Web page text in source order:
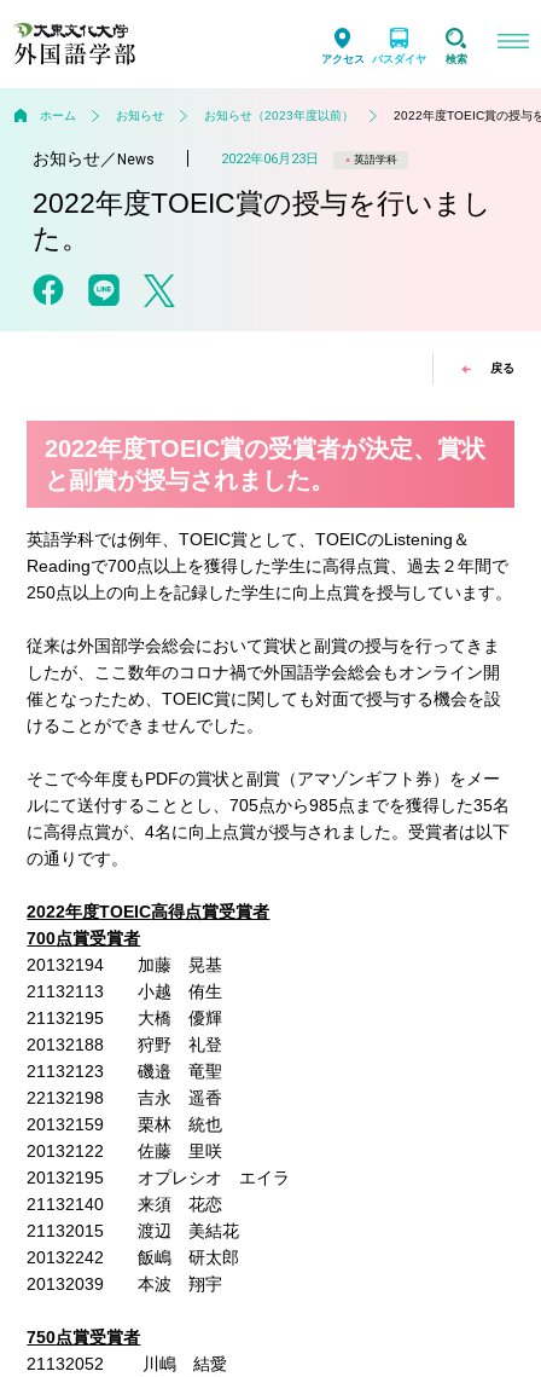
アクセス バスダイヤ 検索
ホーム お知らせ お知らせ（2023年度以前） 2022年度TOEIC賞の授与
お知らせ／ News 2022年06月23日 英語学科
2022年度TOEIC賞の授与を行いまし
た。
戻る
2022年度TOEIC賞の受賞者が決定、賞状
と副賞が授与されました。
英語学科では例年、TOEIC賞として、TOEICのListening＆
Readingで700点以上を獲得した学生に高得点賞、過去２年間で
250点以上の向上を記録した学生に向上点賞を授与しています。
従来は外国部学会総会において賞状と副賞の授与を行ってきま
したが、ここ数年のコロナ禍で外国語学会総会もオンライン開
催となったため、TOEIC賞に関しても対面で授与する機会を設
けることができませんでした。
そこで今年度もPDFの賞状と副賞（アマゾンギフト券）をメー
ルにて送付することとし、705点から985点までを獲得した35名
に高得点賞が、4名に向上点賞が授与されました。受賞者は以下
の通りです。
2022年度TOEIC高得点賞受賞者
700点賞受賞者
20132194 加藤 晃基
21132113 小越 侑生
21132195 大橋 優輝
20132188 狩野 礼登
21132123 磯邉 竜聖
22132198 吉永 遥香
20132159 栗林 統也
20132122 佐藤 里咲
20132195 オプレシオ エイラ
21132140 来須 花恋
21132015 渡辺 美結花
20132242 飯嶋 研太郎
20132039 本波 翔宇
750点賞受賞者
21132052 川嶋 結愛